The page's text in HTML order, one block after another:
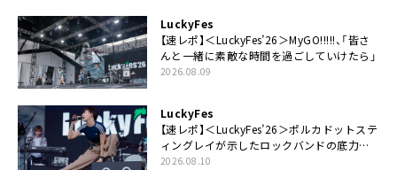
LuckyFes
【速レポ】＜LuckyFes’26＞MyGO!!!!!、「皆さ
んと一緒に素敵な時間を過ごしていけたら」
2026.08.09
LuckyFes
【速レポ】＜LuckyFes’26＞ポルカドットステ
ィングレイが示したロックバンドの底力
「LuckyFesのマスコットキャラクターである
2026.08.10